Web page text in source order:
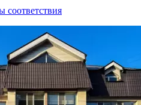
соответствия